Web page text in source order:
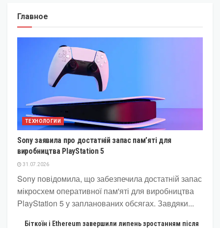
Главное
ТЕХНОЛОГИИ
Sony заявила про достатній запас пам’яті для
виробництва PlayStation 5
31.07.2026
Sony повідомила, що забезпечила достатній запас
мікросхем оперативної пам'яті для виробництва
PlayStation 5 у запланованих обсягах. Завдяки...
Біткоїн і Ethereum завершили липень зростанням після